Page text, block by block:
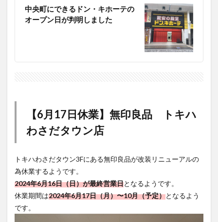
中央町にできるドン・キホーテの
オープン日が判明しました
【6月17日休業】無印良品 トキハ
わさだタウン店
トキハわさだタウン3Fにある無印良品が改装リニューアルの
為休業するようです。
2024年6月16日（日）が最終営業日となるようです。
休業期間は2024年6月17日（月）〜10月（予定）となるよう
です。